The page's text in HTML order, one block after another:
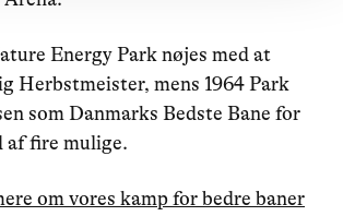
Energy Park nøjes med at
Herbstmeister, mens 1964 Park
som Danmarks Bedste Bane for
af fire mulige.
om vores kamp for bedre baner